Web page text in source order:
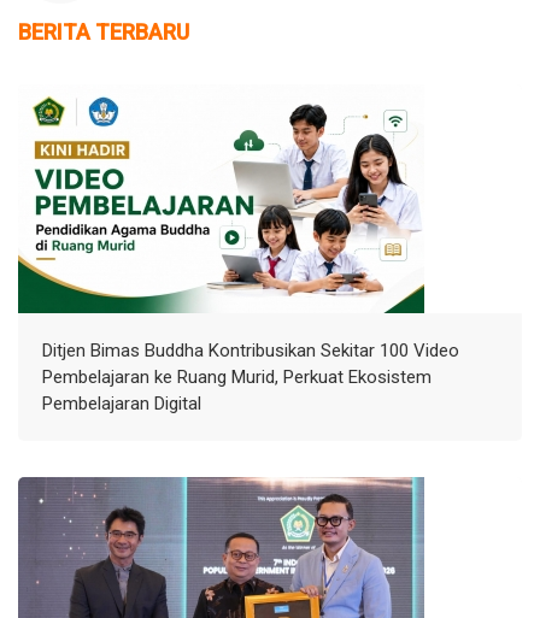
BERITA TERBARU
Ditjen Bimas Buddha Kontribusikan Sekitar 100 Video
Pembelajaran ke Ruang Murid, Perkuat Ekosistem
Pembelajaran Digital